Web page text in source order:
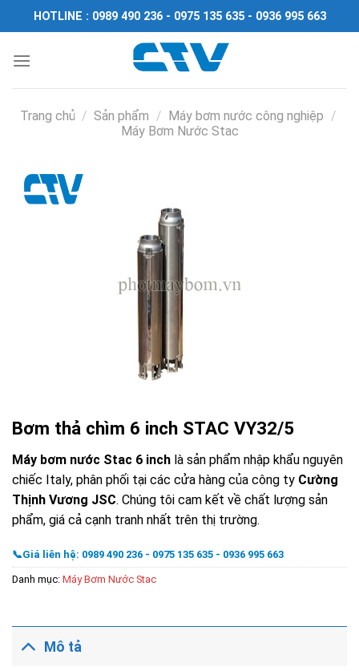
Chuyển
đến
dung
HOTLINE : 0989 490 236 - 0975 135 635 - 0936 995 663
Trang chủ / Sản phẩm / Máy bơm nước công nghiệp /
Máy Bơm Nước Stac
Bơm thả chìm 6 inch STAC VY32/5
Máy bơm nước Stac 6 inch là sản phẩm nhập khẩu nguyên
chiếc Italy, phân phối tại các cửa hàng của công ty Cường
Thịnh Vương JSC. Chúng tôi cam kết về chất lượng sản
phẩm, giá cả cạnh tranh nhất trên thị trường.
📞Giá liên hệ: 0989 490 236 - 0975 135 635 - 0936 995 663
Danh mục: Máy Bơm Nước Stac
Mô tả